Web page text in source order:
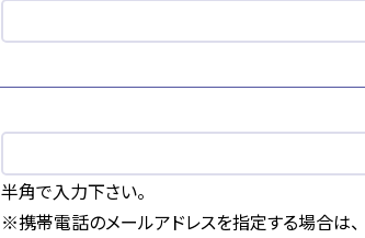
半角で入力下さい。
※携帯電話のメールアドレスを指定する場合は、